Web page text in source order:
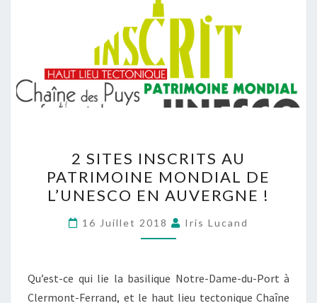
2 SITES INSCRITS AU
PATRIMOINE MONDIAL DE
L’UNESCO EN AUVERGNE !
16 Juillet 2018 Iris Lucand
Qu’est-ce qui lie la basilique Notre-Dame-du-Port à
Clermont-Ferrand, et le haut lieu tectonique Chaîne